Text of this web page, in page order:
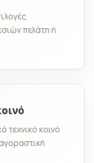
πελάτη ή
τεχνικό κοινό